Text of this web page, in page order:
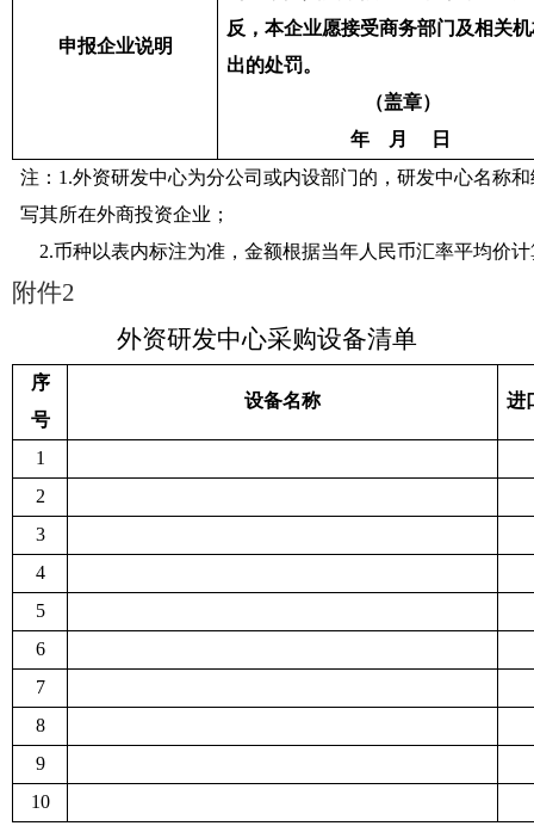
申报企业说明
反，本企业愿接受商务部门 及相关
出的处罚。
（盖章）
年
月
日
注： 1.外资研发中心为分公司或内设部门的，研发中心名称
写其所在外商投资企业；
2.币种以表内标注为准，金额根据当年人民币汇率平均价
附件2
外资研发中心采购设备清单
序
号
设备名称 进
1
2
3
4
5
6
7
8
9
10